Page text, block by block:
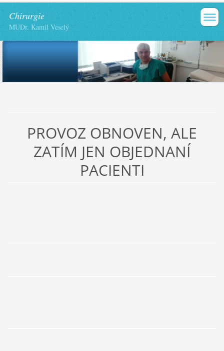
Chirurgie
MUDr. Kamil Veselý
PROVOZ OBNOVEN, ALE
ZATÍM JEN OBJEDNANÍ
PACIENTI